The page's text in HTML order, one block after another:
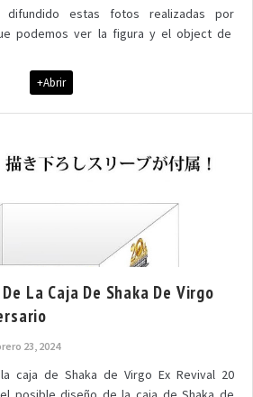
estas fotos realizadas por
podemos ver la figura y el object de
+Abrir
La Caja De Shaka De Virgo
23, 2024
caja de Shaka de Virgo Ex Revival 20